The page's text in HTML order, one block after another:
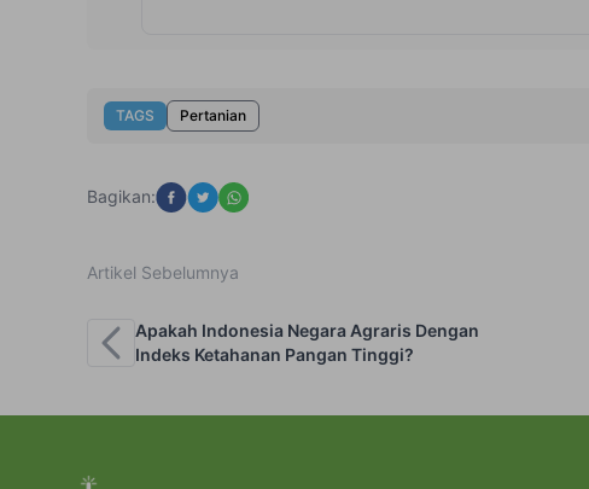
TAGS Pertanian
Bagikan:
Artikel Sebelumnya
Apakah Indonesia Negara Agraris Dengan
Indeks Ketahanan Pangan Tinggi?